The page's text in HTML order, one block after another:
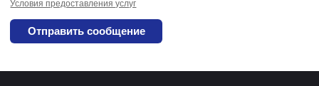
Условия предоставления услуг
Отправить сообщение